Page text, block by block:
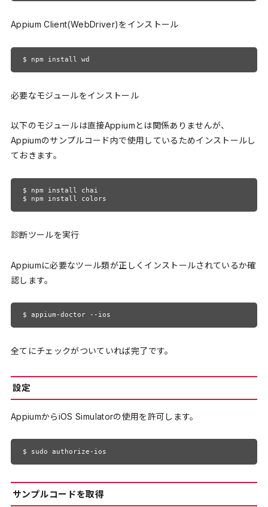
Appium Client(WebDriver)をインストール
$ npm install wd
必要なモジュールをインストール
以下のモジュールは直接Appiumとは関係ありませんが、
Appiumのサンプルコード内で使用しているためインストールし
ておきます。
$ npm install chai
$ npm install colors
診断ツールを実行
Appiumに必要なツール類が正しくインストールされているか確
認します。
$ appium-doctor --ios
全てにチェックがついていれば完了です。
設定
AppiumからiOS Simulatorの使用を許可します。
$ sudo authorize-ios
サンプルコードを取得